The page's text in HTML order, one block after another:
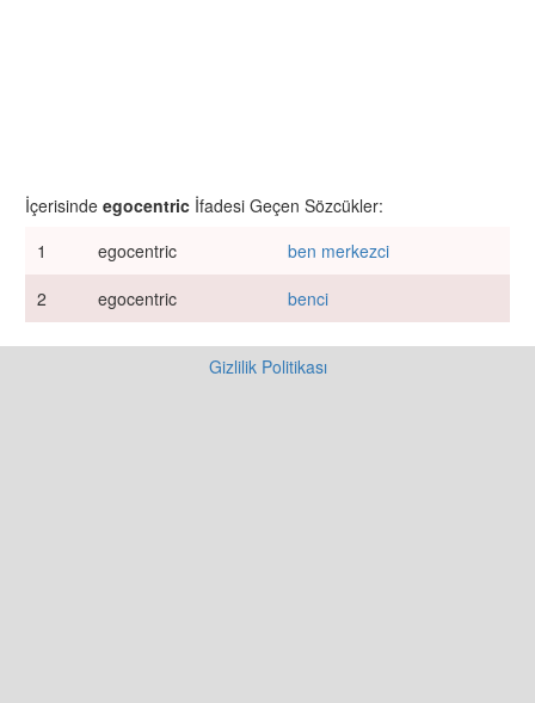
İçerisinde egocentric İfadesi Geçen Sözcükler:
1
egocentric
ben merkezci
2
egocentric benci
Gizlilik Politikası